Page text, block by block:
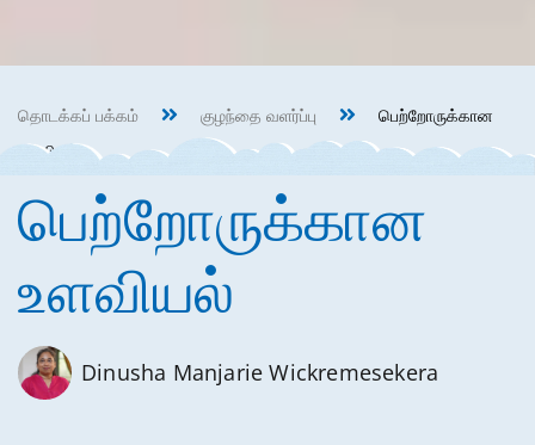
தொடக்கப் பக்கம் குழந்தை வளர்ப்பு
பெற்றோருக்கான
உளவியல்
பெற்றோருக்கான
உளவியல்
Dinusha Manjarie Wickremesekera